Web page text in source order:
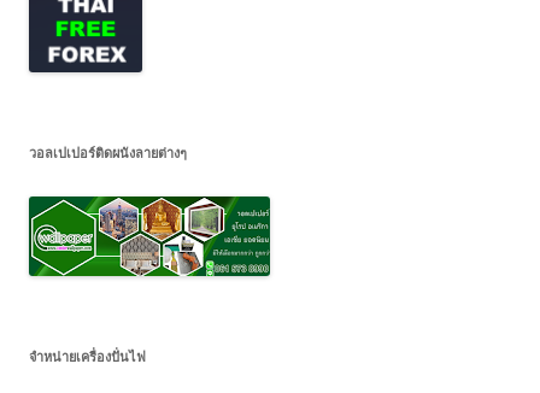
วอลเปเปอร์ติดผนังลายต่างๆ
จำหน่ายเครื่องปั่นไฟ